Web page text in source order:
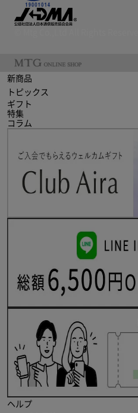
新商品
トピックス
ギフト
特集
コラム
ヘルプ